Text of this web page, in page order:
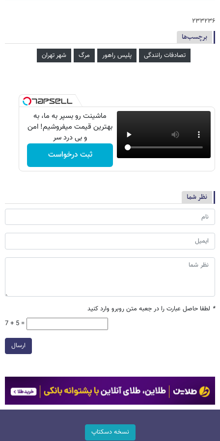
۲۳۳۲۳۶
برچسب‌ها
تصادفات رانندگی پلیس راهور مرگ شهر تهران
ماشینت رو بسپر به ما، به
بهترین قیمت میفروشیم! امن
و بی درد سر
ثبت درخواست
نظر شما
* لطفا حاصل عبارت را در جعبه متن روبرو وارد کنید
7 + 5 =
ارسال
نسخه دسکتاپ